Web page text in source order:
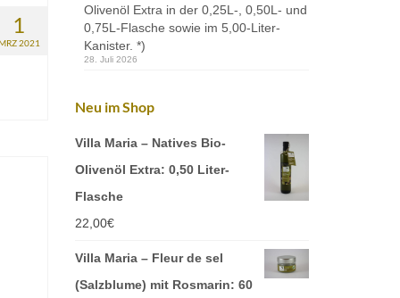
1
2021
Olivenöl Extra in der 0,25L-, 0,50L- und
0,75L-Flasche sowie im 5,00-Liter-
Kanister. *)
28. Juli 2026
Neu im Shop
Villa Maria – Natives Bio-
Olivenöl Extra: 0,50 Liter-
Flasche
22,00€
Villa Maria – Fleur de sel
(Salzblume) mit Rosmarin: 60